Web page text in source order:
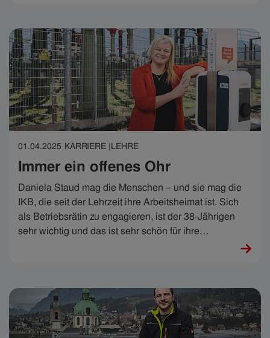
„Was ich an der IKB so end-cool finde, ist diese irre
Vielfalt.“
01.04.2025 KARRIERE |LEHRE
Immer ein offenes Ohr
Daniela Staud mag die Menschen – und sie mag die
IKB, die seit der Lehrzeit ihre Arbeitsheimat ist. Sich
als Betriebsrätin zu engagieren, ist der 38-Jährigen
sehr wichtig und das ist sehr schön für ihre
Kolleg:innen. „Ein offenes Ohr macht schon viel aus“,